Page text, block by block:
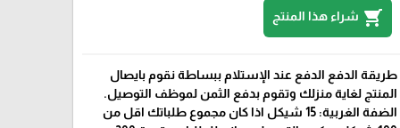
shopping_cart شراء هذا المنتج
طريقة الدفع الدفع عند الإستلام ببساطة نقوم بايصال
المنتج لغاية منزلك وتقوم بدفع الثمن لموظف التوصيل.
الضفة الغربية: 15 شيكل اذا كان مجموع طلباتك اقل من